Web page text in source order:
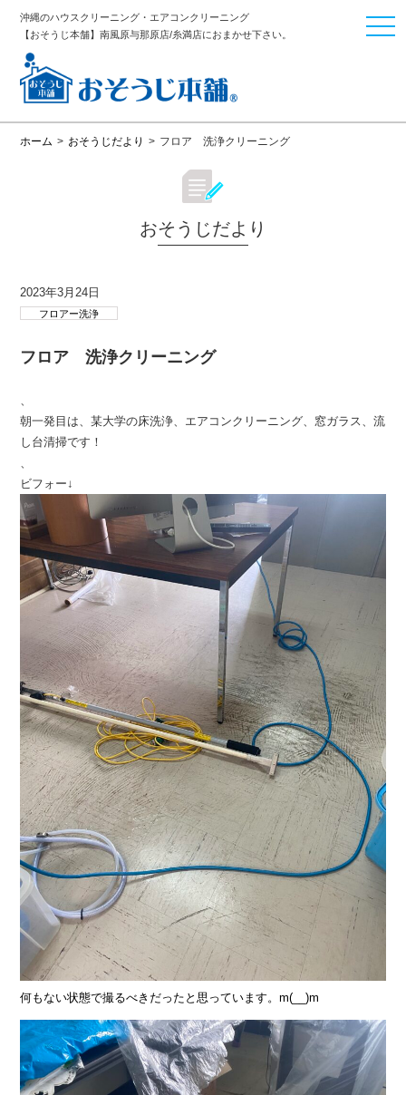
沖縄のハウスクリーニング・エアコンクリーニング
【おそうじ本舗】南風原与那原店/糸満店におまかせ下さい。
ホーム > おそうじだより > フロア 洗浄クリーニング
おそうじだより
2023年3月24日
フロアー洗浄
フロア 洗浄クリーニング
朝一発目は、某大学の床洗浄、エアコンクリーニング、窓ガラス、流
し台清掃です！
ビフォー↓
何もない状態で撮るべきだったと思っています。m(__)m